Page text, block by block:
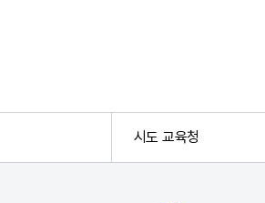
시도 교육청